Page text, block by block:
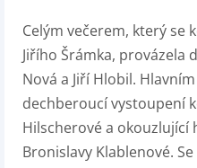
Celým večerem, který
Jiřího Šrámka, provázela
Nová a Jiří Hlobil.
dechberoucí vystoupení
Hilscherové a okouzlující
Bronislavy Klablenové.